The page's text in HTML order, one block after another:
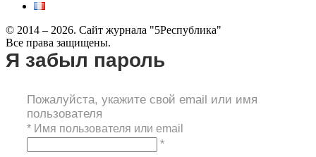
© 2014 – 2026. Сайт журнала "5Республика"
Все права защищены.
Я забыл пароль
Пожалуйста, укажите свой email или имя
пользователя
* Имя пользователя или email
*